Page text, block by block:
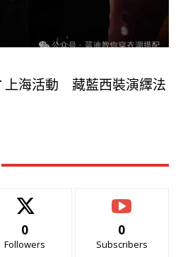
上海活動 藏藍西裝演繹法
0
Followers
0
Subscribers